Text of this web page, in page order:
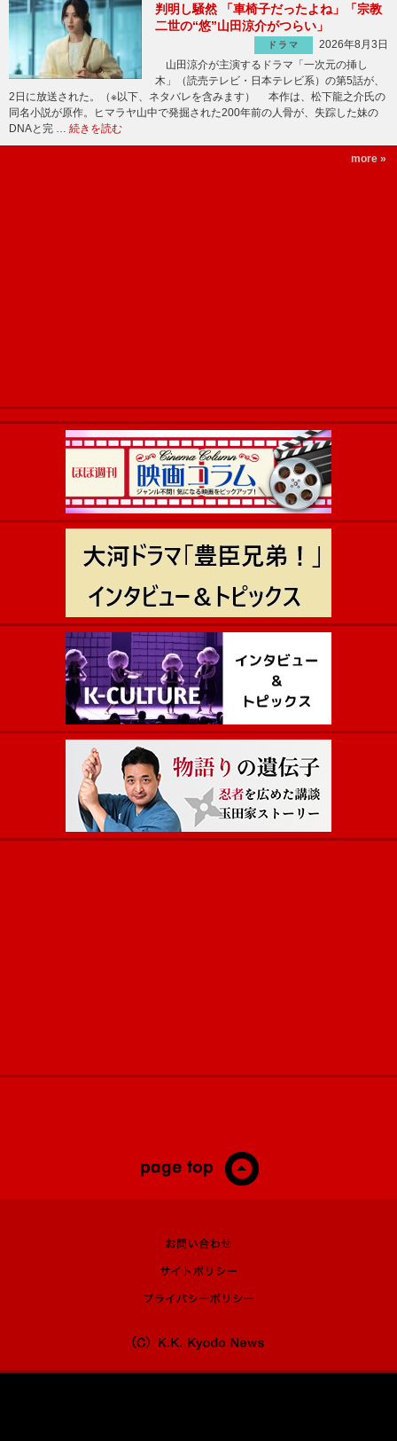
判明し騒然 「車椅子だったよね」「宗教
二世の“悠”山田涼介がつらい」
ドラマ
2026年8月3日
山田涼介が主演するドラマ「一次元の挿し
木」（読売テレビ・日本テレビ系）の第5話が、
2日に放送された。（※以下、ネタバレを含みます） 本作は、松下龍之介氏の
同名小説が原作。ヒマラヤ山中で発掘された200年前の人骨が、失踪した妹の
DNAと完 … 続きを読む
more »